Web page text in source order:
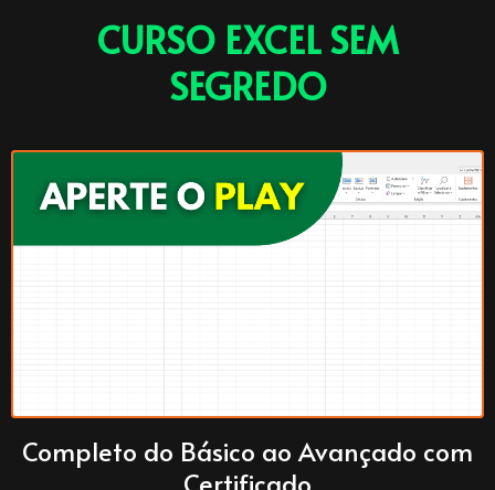
CURSO EXCEL SEM
SEGREDO
Completo do Básico ao Avançado com
Certificado